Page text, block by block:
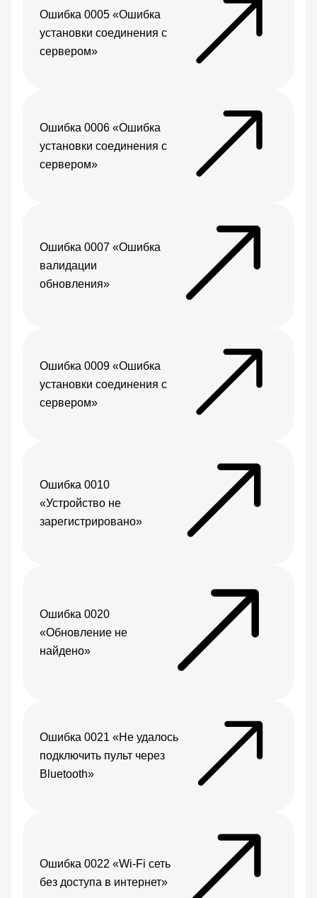
Ошибка 0005 «Ошибка
установки соединения с
сервером»
Ошибка 0006 «Ошибка
установки соединения с
сервером»
Ошибка 0007 «Ошибка
валидации
обновления»
Ошибка 0009 «Ошибка
установки соединения с
сервером»
Ошибка 0010
«Устройство не
зарегистрировано»
Ошибка 0020
«Обновление не
найдено»
Ошибка 0021 «Не удалось
подключить пульт через
Bluetooth»
Ошибка 0022 «Wi-Fi сеть
без доступа в интернет»